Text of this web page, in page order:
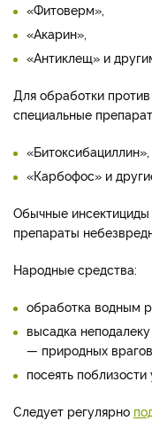
«Фитоверм»,
«Акарин»,
«Антиклещ» и
Для обработки
специальные
«Битоксибациллин»,
«Карбофос» и
Обычные
препараты
Народные средства:
обработка водным
высадка
— природных
посеять
Следует регулярно